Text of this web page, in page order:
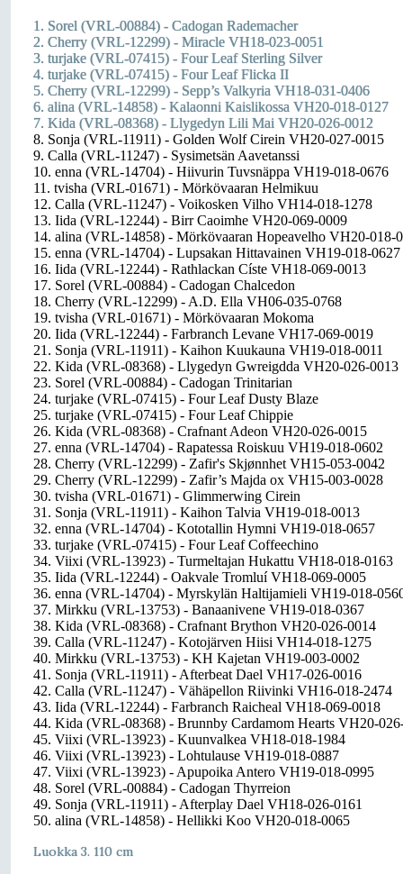
1. Sorel (VRL-00884) - Cadogan Rademacher
2. Cherry (VRL-12299) - Miracle VH18-023-0051
3. turjake (VRL-07415) - Four Leaf Sterling Silver
4. turjake (VRL-07415) - Four Leaf Flicka II
5. Cherry (VRL-12299) - Sepp’s Valkyria VH18-031-0406
6. alina (VRL-14858) - Kalaonni Kaislikossa VH20-018-0127
7. Kida (VRL-08368) - Llygedyn Lili Mai VH20-026-0012
8. Sonja (VRL-11911) - Golden Wolf Cirein VH20-027-0015
9. Calla (VRL-11247) - Sysimetsän Aavetanssi
10. enna (VRL-14704) - Hiivurin Tuvsnäppa VH19-018-0676
11. tvisha (VRL-01671) - Mörkövaaran Helmikuu
12. Calla (VRL-11247) - Voikosken Vilho VH14-018-1278
13. Iida (VRL-12244) - Birr Caoimhe VH20-069-0009
14. alina (VRL-14858) - Mörkövaaran Hopeavelho VH20-018-
15. enna (VRL-14704) - Lupsakan Hittavainen VH19-018-0627
16. Iida (VRL-12244) - Rathlackan Císte VH18-069-0013
17. Sorel (VRL-00884) - Cadogan Chalcedon
18. Cherry (VRL-12299) - A.D. Ella VH06-035-0768
19. tvisha (VRL-01671) - Mörkövaaran Mokoma
20. Iida (VRL-12244) - Farbranch Levane VH17-069-0019
21. Sonja (VRL-11911) - Kaihon Kuukauna VH19-018-0011
22. Kida (VRL-08368) - Llygedyn Gwreigdda VH20-026-0013
23. Sorel (VRL-00884) - Cadogan Trinitarian
24. turjake (VRL-07415) - Four Leaf Dusty Blaze
25. turjake (VRL-07415) - Four Leaf Chippie
26. Kida (VRL-08368) - Crafnant Adeon VH20-026-0015
27. enna (VRL-14704) - Rapatessa Roiskuu VH19-018-0602
28. Cherry (VRL-12299) - Zafir's Skjønnhet VH15-053-0042
29. Cherry (VRL-12299) - Zafir’s Majda ox VH15-003-0028
30. tvisha (VRL-01671) - Glimmerwing Cirein
31. Sonja (VRL-11911) - Kaihon Talvia VH19-018-0013
32. enna (VRL-14704) - Kototallin Hymni VH19-018-0657
33. turjake (VRL-07415) - Four Leaf Coffeechino
34. Viixi (VRL-13923) - Turmeltajan Hukattu VH18-018-0163
35. Iida (VRL-12244) - Oakvale Tromluí VH18-069-0005
36. enna (VRL-14704) - Myrskylän Haltijamieli VH19-018-
37. Mirkku (VRL-13753) - Banaanivene VH19-018-0367
38. Kida (VRL-08368) - Crafnant Brython VH20-026-0014
39. Calla (VRL-11247) - Kotojärven Hiisi VH14-018-1275
40. Mirkku (VRL-13753) - KH Kajetan VH19-003-0002
41. Sonja (VRL-11911) - Afterbeat Dael VH17-026-0016
42. Calla (VRL-11247) - Vähäpellon Riivinki VH16-018-2474
43. Iida (VRL-12244) - Farbranch Raicheal VH18-069-0018
44. Kida (VRL-08368) - Brunnby Cardamom Hearts VH20-
45. Viixi (VRL-13923) - Kuunvalkea VH18-018-1984
46. Viixi (VRL-13923) - Lohtulause VH19-018-0887
47. Viixi (VRL-13923) - Apupoika Antero VH19-018-0995
48. Sorel (VRL-00884) - Cadogan Thyrreion
49. Sonja (VRL-11911) - Afterplay Dael VH18-026-0161
50. alina (VRL-14858) - Hellikki Koo VH20-018-0065
Luokka 3. 110 cm